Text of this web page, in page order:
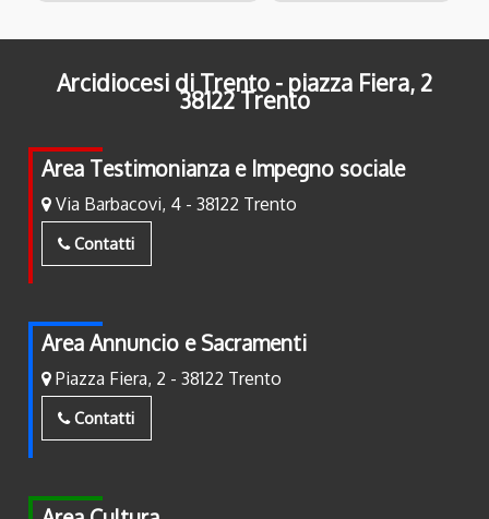
Arcidiocesi di Trento - piazza Fiera, 2
38122 Trento
Area Testimonianza e Impegno sociale
Via Barbacovi, 4 - 38122 Trento
Contatti
Area Annuncio e Sacramenti
Piazza Fiera, 2 - 38122 Trento
Contatti